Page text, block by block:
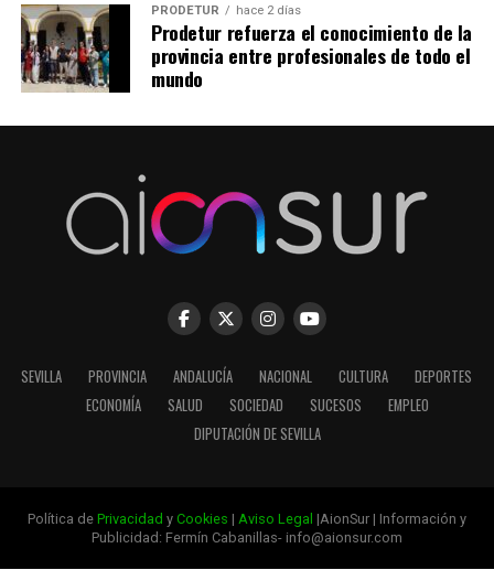
PRODETUR hace 2 días
Prodetur refuerza el conocimiento de la
provincia entre profesionales de todo el
mundo
SEVILLA PROVINCIA ANDALUCÍA NACIONAL CULTURA
DEPORTES
ECONOMÍA
SALUD SOCIEDAD SUCESOS
EMPLEO
DIPUTACIÓN DE SEVILLA
Política de Privacidad y Cookies | Aviso Legal |AionSur | Información y
Publicidad: Fermín Cabanillas- info@aionsur.com